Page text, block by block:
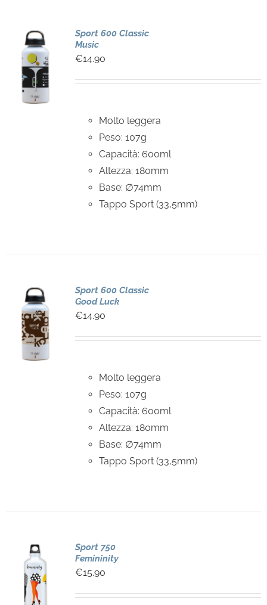
Sport 600 Classic
Music
€14.90
Molto leggera
Peso: 107g
Capacità: 600ml
Altezza: 180mm
Base: ∅74mm
Tappo Sport (33,5mm)
Sport 600 Classic
Good Luck
€14.90
Molto leggera
Peso: 107g
Capacità: 600ml
Altezza: 180mm
Base: ∅74mm
Tappo Sport (33,5mm)
Sport 750
Femininity
€15.90